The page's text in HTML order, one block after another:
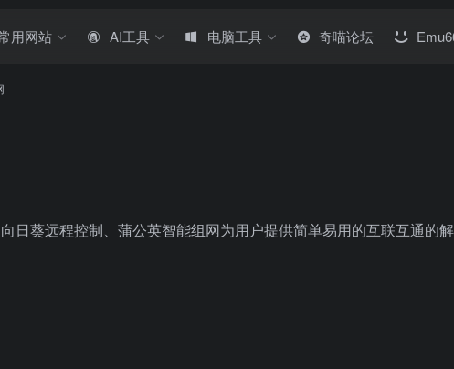
用网站 AI工具 电脑工具 奇喵论坛
日葵远程控制、蒲公英智能组网为用户提供简单易用的互联互通的